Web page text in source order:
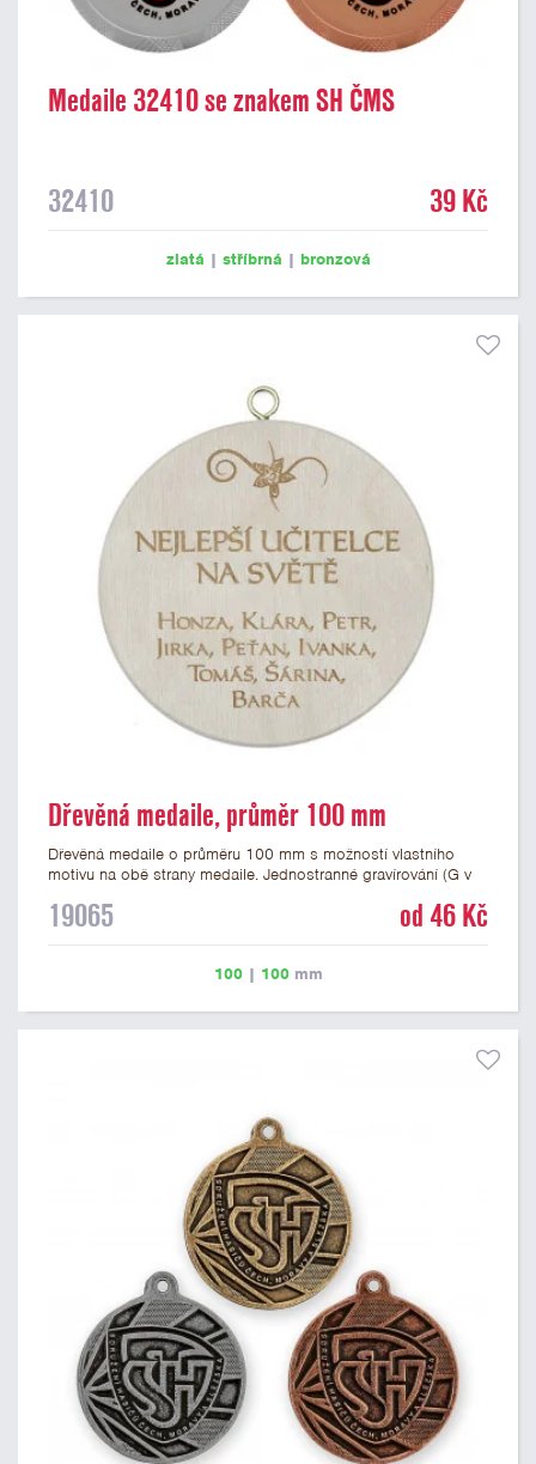
Medaile 32410 se znakem SH ČMS
32410 39 Kč
zlatá | stříbrná | bronzová
Dřevěná medaile, průměr 100 mm
Dřevěná medaile o průměru 100 mm s možností vlastního
motivu na obě strany medaile. Jednostranné gravírování (G v
kódu) je v ceně. Dřevěnou placku můžete doplnit o vhodnou
19065 od 46 Kč
100| 100mm